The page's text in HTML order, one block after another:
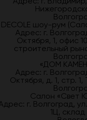
DECOLE шоу-рум
Адрес: г.
Октября, 1, офис
строительный
«ДОМ
Адрес: г.
Октября, д. 1, стр.
Салон «Свет
г. Волгоград,
1Ц, склад